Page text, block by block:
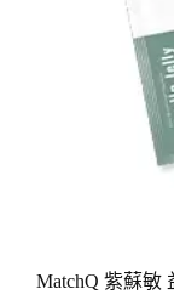
MatchQ 紫蘇敏